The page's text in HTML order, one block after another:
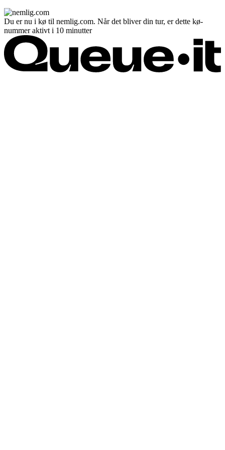
Du er nu i kø til nemlig.com. Når det bliver din tur, er dette kø-
nummer aktivt i 10 minutter